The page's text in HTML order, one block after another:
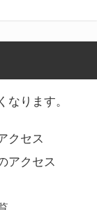
ります。
クセス
アクセス